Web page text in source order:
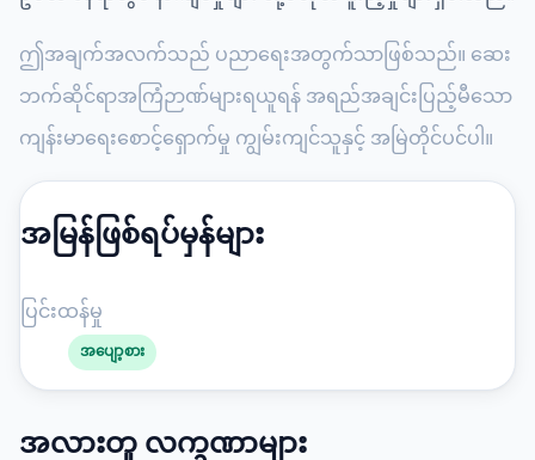
ဤအချက်အလက်သည် ပညာရေးအတွက်သာဖြစ်သည်။ ဆေး
ဘက်ဆိုင်ရာအကြံဉာဏ်များရယူရန် အရည်အချင်းပြည့်မီသော
ကျန်းမာရေးစောင့်ရှောက်မှု ကျွမ်းကျင်သူနှင့် အမြဲတိုင်ပင်ပါ။
အမြန်ဖြစ်ရပ်မှန်များ
ပြင်းထန်မှု
အပျော့စား
အလားတူ လက္ခဏာများ